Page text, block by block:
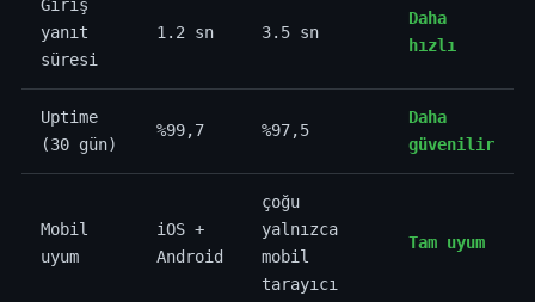
Giriş
yanıt
süresi
1.2 sn 3.5 sn
Daha
hızlı
Uptime
(30 gün)
%99,7 %97,5
Daha
güvenilir
Mobil
uyum
iOS +
Android
çoğu
yalnızca
mobil
tarayıcı
Tam uyum